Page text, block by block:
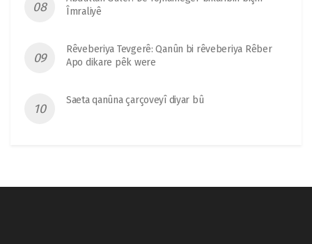
Îmraliyê
Rêveberiya Tevgerê: Qanûn bi rêveberiya Rêber
Apo dikare pêk were
Saeta qanûna çarçoveyî diyar bû